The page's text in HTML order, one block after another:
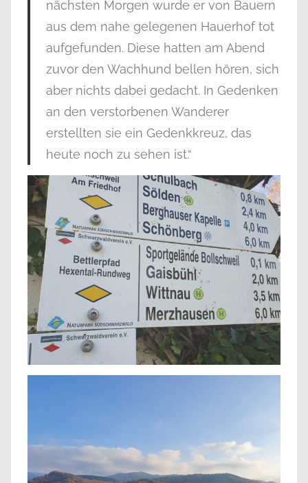
nächsten Morgen wurde er von Bauern
aus dem nahe gelegenen Hauerhof tot
aufgefunden. Diese hatten am Abend
zuvor den Wachhund bellen hören, sich
aber nichts dabei gedacht. In Gedenken
an den verstorbenen Wanderer
erstellten sie ein Gedenkkreuz, das
heute noch zu sehen ist.“